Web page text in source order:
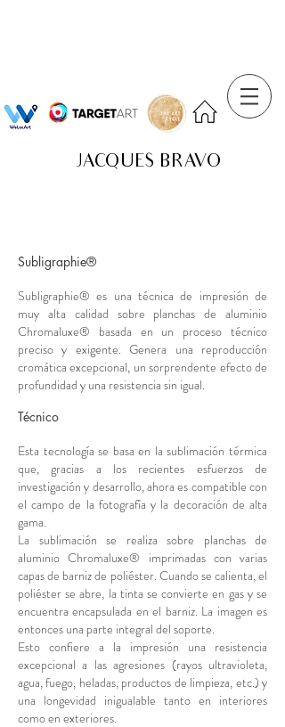
JACQUES BRAVO
Subligraphie®
Subligraphie® es una técnica de impresión de
muy alta calidad sobre planchas de aluminio
Chromaluxe® basada en un proceso técnico
preciso y exigente. Genera una reproducción
cromática excepcional, un sorprendente efecto de
profundidad y una resistencia sin igual.
Técnico
Esta tecnología se basa en la sublimación térmica
que, gracias a los recientes esfuerzos de
investigación y desarrollo, ahora es compatible con
el campo de la fotografía y la decoración de alta
gama.
La sublimación se realiza sobre planchas de
aluminio Chromaluxe® imprimadas con varias
capas de barniz de poliéster. Cuando se calienta, el
poliéster se abre, la tinta se convierte en gas y se
encuentra encapsulada en el barniz. La imagen es
entonces una parte integral del soporte.
Esto confiere a la impresión una resistencia
excepcional a las agresiones (rayos ultravioleta,
agua, fuego, heladas, productos de limpieza, etc.) y
una longevidad inigualable tanto en interiores
como en exteriores.